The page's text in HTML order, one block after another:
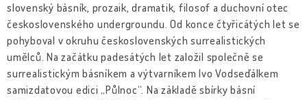
slovenský básník, prozaik, dramatik, filosof a duchovní otec
československého undergroundu. Od konce čtyřicátých let se
pohyboval v okruhu československých surrealistických
umělců. Na začátku padesátých let založil společně se
surrealistickým básníkem a výtvarníkem Ivo Vodseďálkem
samizdatovou edici „Půlnoc“. Na základě sbírky básní